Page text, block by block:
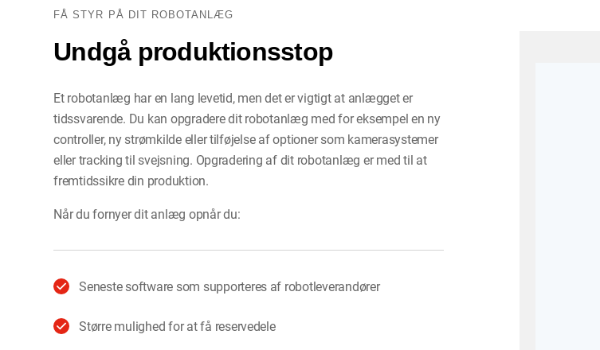
FÅ STYR PÅ DIT ROBOTANLÆG
Undgå produktionsstop
Et robotanlæg har en lang levetid, men det er vigtigt at anlægget er
tidssvarende. Du kan opgradere dit robotanlæg med for eksempel en ny
controller, ny strømkilde eller tilføjelse af optioner som kamerasystemer
eller tracking til svejsning. Opgradering af dit robotanlæg er med til at
fremtidssikre din produktion.
Når du fornyer dit anlæg opnår du:
Seneste software som supporteres af robotleverandører
Større mulighed for at få reservedele